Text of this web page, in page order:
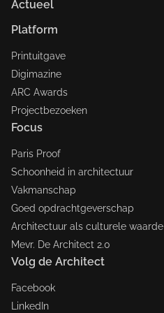
Actueel
Platform
Printuitgave
Digimazine
ARC Awards
Projectbezoeken
Focus
Paris Proof
Schoonheid in architectuur
Vakmanschap
Goed opdrachtgeverschap
Architectuur als culturele waarde
Mevr. De Architect 2.0
Volg de Architect
Facebook
LinkedIn